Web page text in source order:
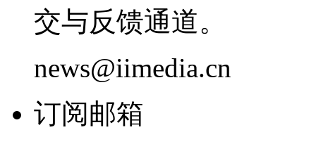
交与反馈通道。
news@iimedia.cn
订阅邮箱